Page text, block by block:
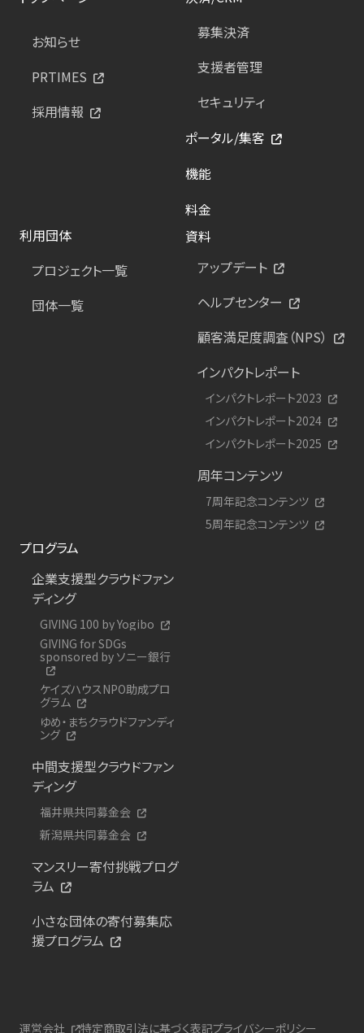
お知らせ
PRTIMES
採用情報
募集決済
支援者管理
セキュリティ
ポータル/集客
機能
料金
利用団体
プロジェクト一覧
団体一覧
資料
アップデート
ヘルプセンター
顧客満足度調査（NPS）
インパクトレポート
インパクトレポート2023
インパクトレポート2024
インパクトレポート2025
周年コンテンツ
7周年記念コンテンツ
5周年記念コンテンツ
プログラム
企業支援型クラウドファン
ディング
GIVING 100 by Yogibo
GIVING for SDGs
sponsored by ソニー銀行
ケイズハウスNPO助成プロ
グラム
ゆめ・まちクラウドファンディ
ング
中間支援型クラウドファン
ディング
福井県共同募金会
新潟県共同募金会
マンスリー寄付挑戦プログ
ラム
小さな団体の寄付募集応
援プログラム
運営会社 特定商取引法に基づく表記プライバシーポリシー